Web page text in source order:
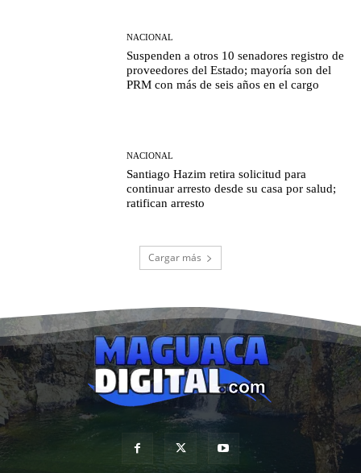
NACIONAL
Suspenden a otros 10 senadores registro de
proveedores del Estado; mayoría son del
PRM con más de seis años en el cargo
NACIONAL
Santiago Hazim retira solicitud para
continuar arresto desde su casa por salud;
ratifican arresto
Cargar más